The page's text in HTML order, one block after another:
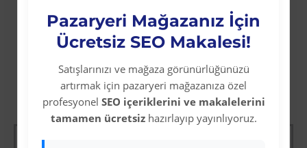
Pazaryeri Mağazanız İçin
Ücretsiz SEO Makalesi!
Satışlarınızı ve mağaza görünürlüğünüzü
artırmak için pazaryeri mağazanıza özel
profesyonel SEO içeriklerini ve makalelerini
tamamen ücretsizhazırlayıp yayınlıyoruz.
Diğer Kategori Ürünleri